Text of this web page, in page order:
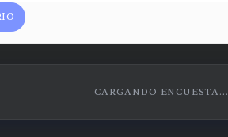
CARGANDO ENCUESTA...